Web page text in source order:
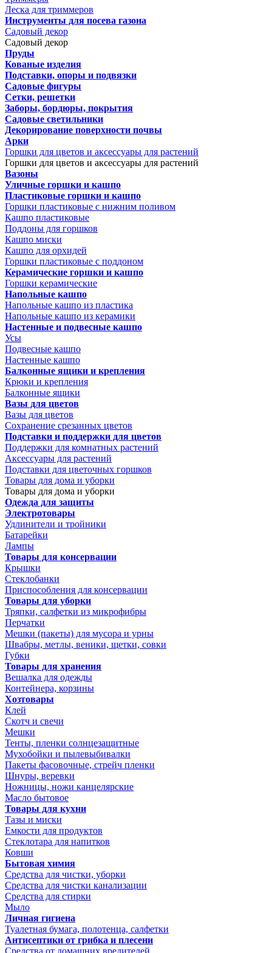
Леска для триммеров
Инструменты для посева газона
Садовый декор
Садовый декор
Пруды
Кованые изделия
Подставки, опоры и подвязки
Садовые фигуры
Сетки, решетки
Заборы, бордюры, покрытия
Садовые светильники
Декорирование поверхности почвы
Арки
Горшки для цветов и аксессуары для растений
Горшки для цветов и аксессуары для растений
Вазоны
Уличные горшки и кашпо
Пластиковые горшки и кашпо
Горшки пластиковые с нижним поливом
Кашпо пластиковые
Поддоны для горшков
Кашпо миски
Кашпо для орхидей
Горшки пластиковые с поддоном
Керамические горшки и кашпо
Горшки керамические
Напольные кашпо
Напольные кашпо из пластика
Напольные кашпо из керамики
Настенные и подвесные кашпо
Усы
Подвесные кашпо
Настенные кашпо
Балконные ящики и крепления
Крюки и крепления
Балконные ящики
Вазы для цветов
Вазы для цветов
Сохранение срезанных цветов
Подставки и поддержки для цветов
Поддержки для комнатных растений
Аксессуары для растений
Подставки для цветочных горшков
Товары для дома и уборки
Товары для дома и уборки
Одежда для защиты
Электротовары
Удлинители и тройники
Батарейки
Лампы
Товары для консервации
Крышки
Стеклобанки
Приспособления для консервации
Товары для уборки
Тряпки, салфетки из микрофибры
Перчатки
Мешки (пакеты) для мусора и урны
Швабры, метлы, веники, щетки, совки
Губки
Товары для хранения
Вешалка для одежды
Контейнера, корзины
Хозтовары
Клей
Скотч и свечи
Мешки
Тенты, пленки солнцезащитные
Мухобойки и пылевыбивалки
Пакеты фасовочные, стрейч пленки
Шнуры, веревки
Ножницы, ножи канцелярские
Масло бытовое
Товары для кухни
Тазы и миски
Емкости для продуктов
Стеклотара для напитков
Ковши
Бытовая химия
Средства для чистки, уборки
Средства для чистки канализации
Средства для стирки
Мыло
Личная гигиена
Туалетная бумага, полотенца, салфетки
Антисептики от грибка и плесени
Средства от домашних вредителей